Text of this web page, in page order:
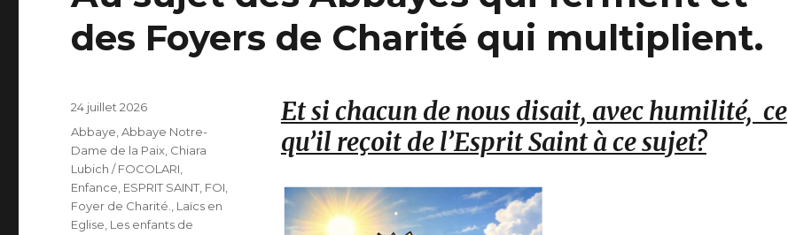
des Foyers de Charité qui multiplient.
Et si chacun de nous disait, avec humilité, ce
qu’il reçoit de l’Esprit Saint à ce sujet?
Publié
le
24 juillet 2026
Catégories
Abbaye ,Abbaye Notre-
Dame de la Paix Chiara
Lubich / FOCOLARI
Enfance ESPRIT SAINT FOI
Foyer de Charité.
Laïcs en
Eglise Les enfants de